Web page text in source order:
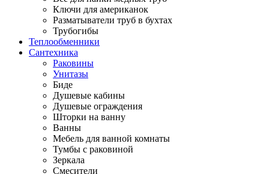
Ключи для американок
Разматыватели труб в бухтах
Трубогибы
Теплообменники
Сантехника
Раковины
Унитазы
Биде
Душевые кабины
Душевые ограждения
Шторки на ванну
Ванны
Мебель для ванной комнаты
Тумбы с раковиной
Зеркала
Смесители